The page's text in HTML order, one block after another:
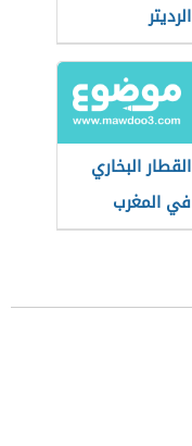
الرديتر
القطار البخاري
في المغرب